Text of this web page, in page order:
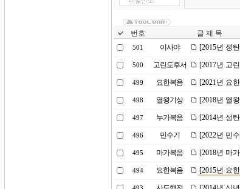
번호 글 제 목
501 이사야 [2015년 성
500 고린도후서 [2017년 고
499 요한복음 [2021년 요
498 열왕기상 [2018년 열
497 누가복음 [2014년 성
496 민수기 [2022년 민
495 마가복음 [2018년 마
494 요한복음 [2015년 요